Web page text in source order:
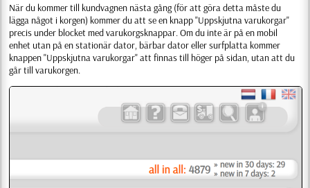
När du kommer till kundvagnen nästa gång (för att göra detta måste du
lägga något i korgen) kommer du att se en knapp "Uppskjutna varukorgar"
precis under blocket med varukorgsknappar. Om du inte är på en mobil
enhet utan på en stationär dator, bärbar dator eller surfplatta kommer
knappen "Uppskjutna varukorgar" att finnas till höger på sidan, utan att du
går till varukorgen.